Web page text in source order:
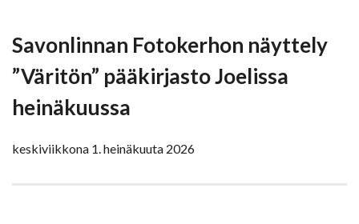
Savonlinnan Fotokerhon näyttely
”Väritön” pääkirjasto Joelissa
heinäkuussa
keskiviikkona 1. heinäkuuta 2026